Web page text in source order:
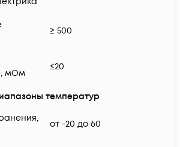
≥ 500
мОм
≤20
температур
от -20 до 60